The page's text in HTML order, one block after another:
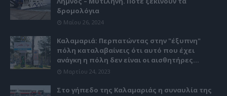
δρομολόγια
Μαΐου 26, 2024
Καλαμαριά: Περπατώντας στην "έξυπνη"
πόλη καταλαβαίνεις ότι αυτό που έχει
ανάγκη η πόλη δεν είναι οι αισθητήρες...
Μαρτίου 24, 2023
Στο γήπεδο της Καλαμαριάς η συναυλία της